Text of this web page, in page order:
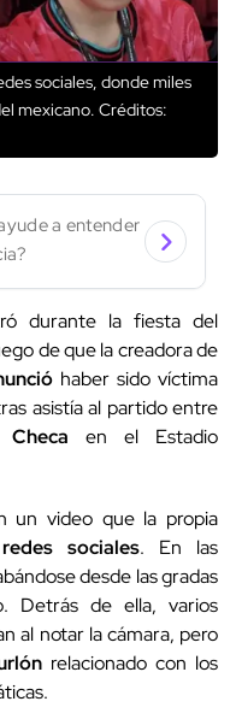
sociales, donde miles
mexicano. Créditos:
a entender
durante la fiesta del
de que la creadora de
haber sido víctima
asistía al partido entre
en el Estadio
un video que la propia
redes sociales. En las
desde las gradas
Detrás de ella, varios
al notar la cámara, pero
relacionado con los